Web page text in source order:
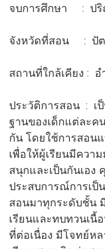
จบการศึกษา : ปริ
จังหวัดที่สอน
สถานที่ใกล้เคียง : อ
ประวัติการสอน : เ
ฐานของเด็กแต่ละค
กัน โดยใช้การสอนแ
เพื่อให้ผู้เรียนมีควา
สนุกและเป็นกันเอง
ประสบการณ์การเป็
สอนมาทุกระดับชั้น
เรียนและทบทวนเนื้
ที่ต่อเนื่อง มีโจทย์ห